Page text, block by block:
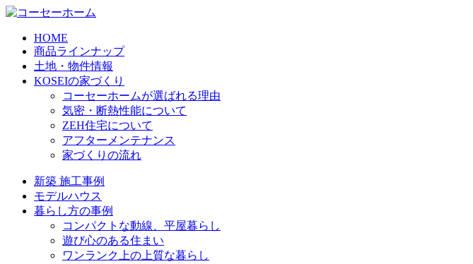
HOME
商品ラインナップ
土地・物件情報
KOSEIの家づくり
コーセーホームが選ばれる理由
気密・断熱性能について
ZEH住宅について
アフターメンテナンス
家づくりの流れ
新築 施工事例
モデルハウス
暮らし方の事例
コンパクトな動線、平屋暮らし
遊び心のある住まい
ワンランク上の上質な暮らし